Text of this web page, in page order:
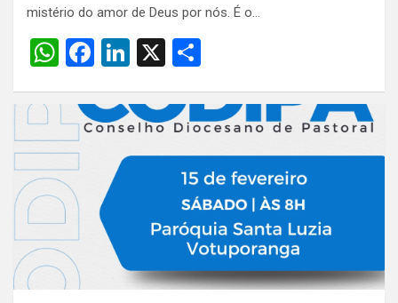
mistério do amor de Deus por nós. É o…
W
at
s
A
p
p
F
ce
b
o
k
Li
ke
dI
n
X
ar
e